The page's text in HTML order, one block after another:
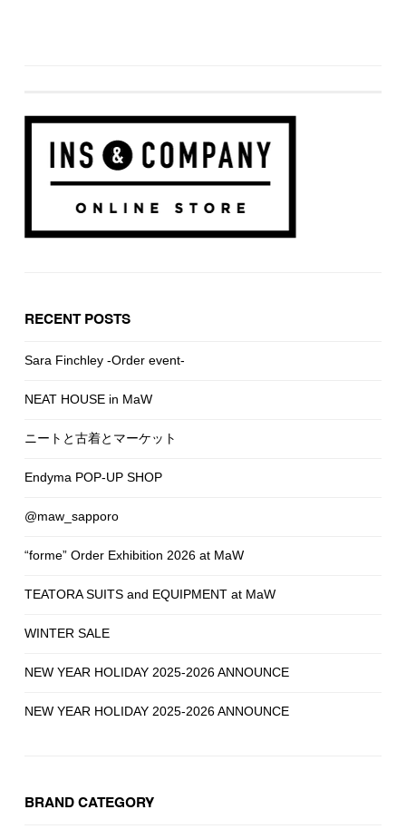
RECENT POSTS
Sara Finchley -Order event-
NEAT HOUSE in MaW
ニートと古着とマーケット
Endyma POP-UP SHOP
@maw_sapporo
“forme” Order Exhibition 2026 at MaW
TEATORA SUITS and EQUIPMENT at MaW
WINTER SALE
NEW YEAR HOLIDAY 2025-2026 ANNOUNCE
NEW YEAR HOLIDAY 2025-2026 ANNOUNCE
BRAND CATEGORY